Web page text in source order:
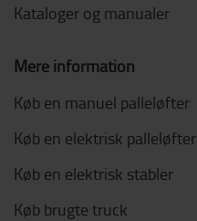
Kataloger og manualer
Mere information
Køb en manuel palleløfter
Køb en elektrisk palleløfter
Køb en elektrisk stabler
Køb brugte truck